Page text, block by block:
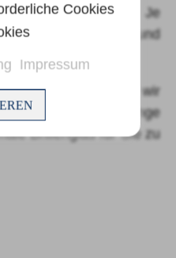
Cookies
Impressum
des Brillenglases. Je
ist, desto dünner und
Erfahrung beraten wir
sofort ohne lange
Brillenglas für Sie zu